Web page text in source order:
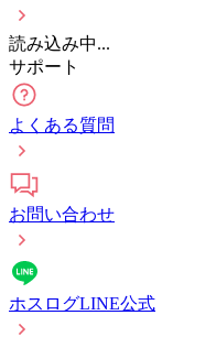
読み込み中...
サポート
よくある質問
お問い合わせ
ホスログLINE公式